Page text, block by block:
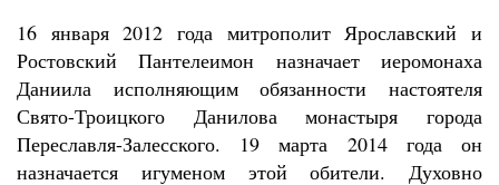
16 января 2012 года митрополит Ярославский и
Ростовский Пантелеимон назначает иеромонаха
Даниила исполняющим обязанности настоятеля
Свято-Троицкого Данилова монастыря города
Переславля-Залесского. 19 марта 2014 года он
назначается игуменом этой обители. Духовно